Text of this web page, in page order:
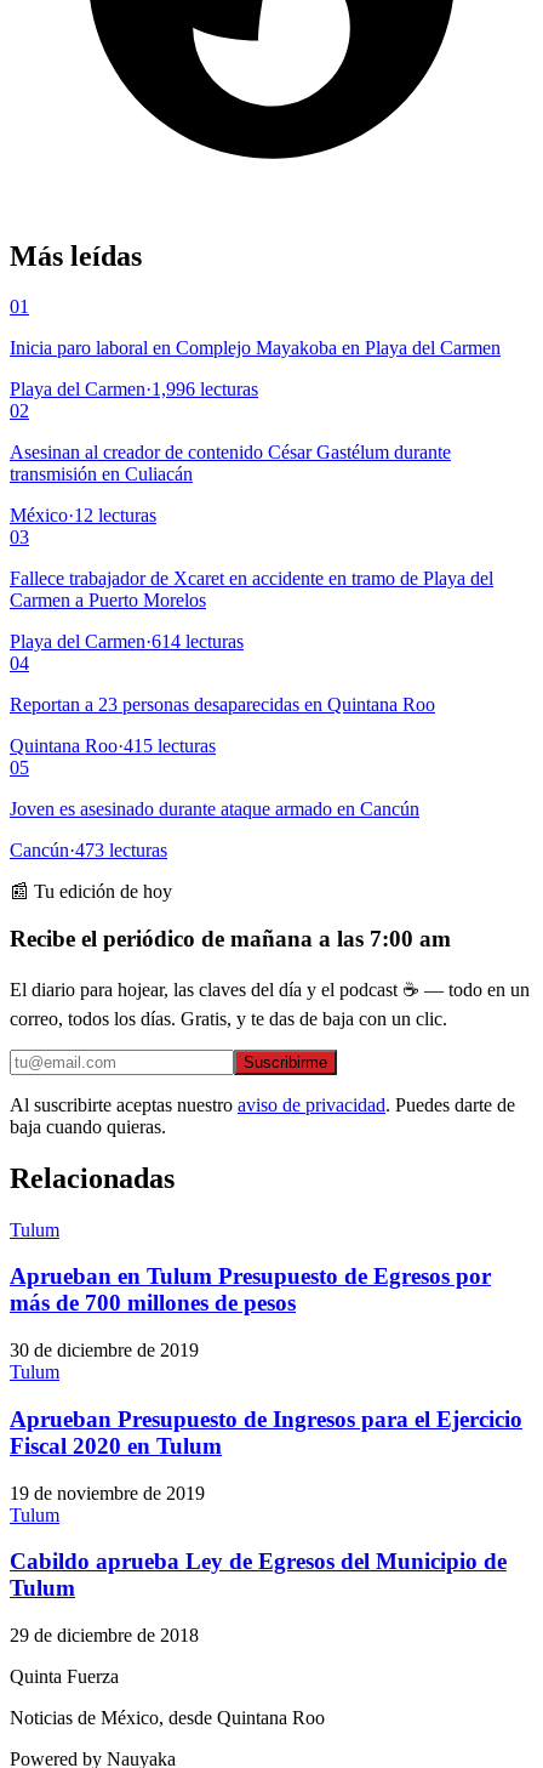
Más leídas
01
Inicia paro laboral en Complejo Mayakoba en Playa del Carmen
Playa del Carmen·1,996 lecturas
02
Asesinan al creador de contenido César Gastélum durante
transmisión en Culiacán
México·12 lecturas
03
Fallece trabajador de Xcaret en accidente en tramo de Playa del
Carmen a Puerto Morelos
Playa del Carmen·614 lecturas
04
Reportan a 23 personas desaparecidas en Quintana Roo
Quintana Roo·415 lecturas
05
Joven es asesinado durante ataque armado en Cancún
Cancún·473 lecturas
📰 Tu edición de hoy
Recibe el periódico de mañana a las 7:00 am
El diario para hojear, las claves del día y el podcast ☕ — todo en un
correo, todos los días. Gratis, y te das de baja con un clic.
Suscribirme
Al suscribirte aceptas nuestro aviso de privacidad. Puedes darte de
baja cuando quieras.
Relacionadas
Tulum
Aprueban en Tulum Presupuesto de Egresos por
más de 700 millones de pesos
30 de diciembre de 2019
Tulum
Aprueban Presupuesto de Ingresos para el Ejercicio
Fiscal 2020 en Tulum
19 de noviembre de 2019
Tulum
Cabildo aprueba Ley de Egresos del Municipio de
Tulum
29 de diciembre de 2018
Quinta Fuerza
Noticias de México, desde Quintana Roo
Powered by Nauyaka